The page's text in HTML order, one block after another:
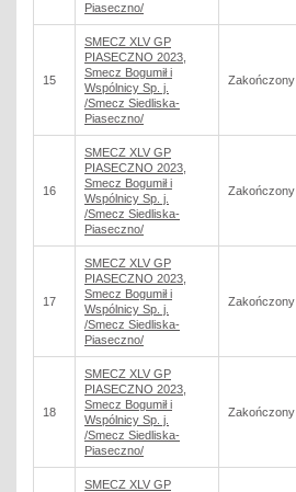
Piaseczno/
15
SMECZ XLV GP
PIASECZNO 2023,
Smecz Bogumił i
Wspólnicy Sp. j.
/Smecz Siedliska-
Piaseczno/
Zakończony
16
SMECZ XLV GP
PIASECZNO 2023,
Smecz Bogumił i
Wspólnicy Sp. j.
/Smecz Siedliska-
Piaseczno/
Zakończony
17
SMECZ XLV GP
PIASECZNO 2023,
Smecz Bogumił i
Wspólnicy Sp. j.
/Smecz Siedliska-
Piaseczno/
Zakończony
18
SMECZ XLV GP
PIASECZNO 2023,
Smecz Bogumił i
Wspólnicy Sp. j.
/Smecz Siedliska-
Piaseczno/
Zakończony
SMECZ XLV GP